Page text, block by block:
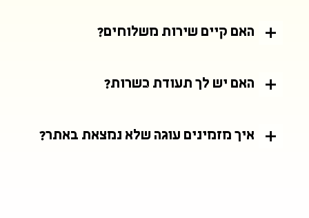
האם קיים שירות משלוחים?
האם יש לך תעודת כשרות?
איך מזמינים עוגה שלא נמצאת באתר?